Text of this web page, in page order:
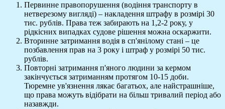
Первинне правопорушення (водіння транспорту в
нетверезому вигляді) – накладення штрафу в розмірі 30
тис. рублів. Права теж забирають на 1,2-2 року, у
рідкісних випадках судове рішення можна оскаржити.
Вторинне затримання водія в сп'янілому стані – це
позбавлення прав на 3 року і штраф у розмірі 50 тис.
рублів.
Повторні затримання п'яного людини за кермом
закінчується затриманням протягом 10-15 доби.
Тюремне ув'язнення лякає багатьох, але найстрашніше,
що права можуть відібрати на більш тривалий період або
назавжди.